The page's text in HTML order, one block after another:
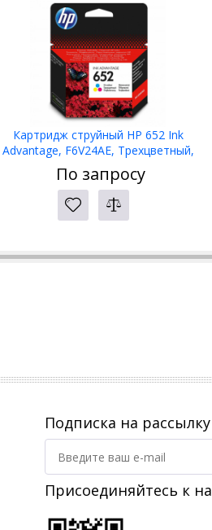
Картридж струйный HP 652 Ink
Advantage, F6V24AE, Трехцветный,
сов.модели DeskJet Ink Advantage
2135/3635/3835/4535/4675
По запросу
Подписка на рассылку
Присоединяйтесь к